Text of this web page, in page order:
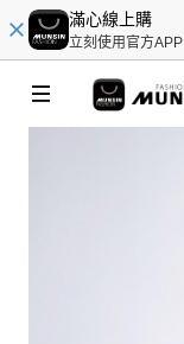
滿心線上購
立刻使用官方APP